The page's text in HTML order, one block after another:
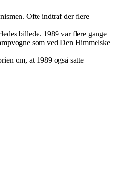
Ofte indtraf der flere
billede. 1989 var flere gange
som ved Den Himmelske
om, at 1989 også satte